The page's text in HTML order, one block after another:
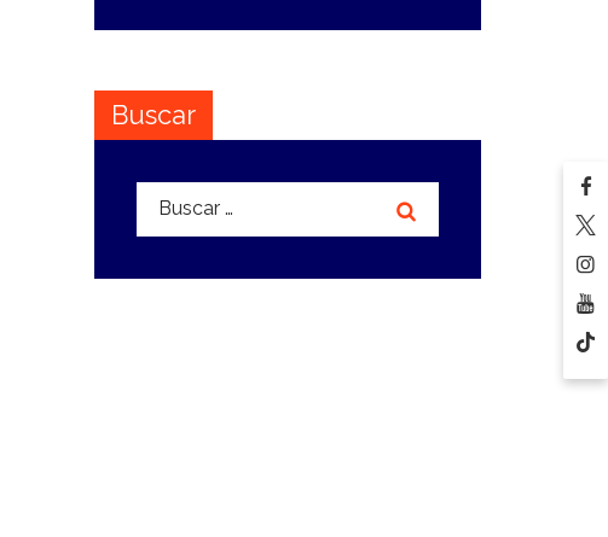
Buscar
Buscar: